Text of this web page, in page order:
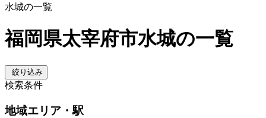
水城の一覧
福岡県太宰府市水城の一覧
絞り込み
検索条件
地域エリア・駅